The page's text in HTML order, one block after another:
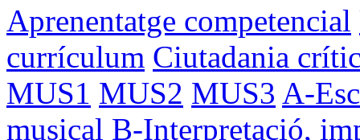
Aprenentatge competencial
currículum Ciutadania
MUS1 MUS2 MUS3 A-
musical B-Interpretació,